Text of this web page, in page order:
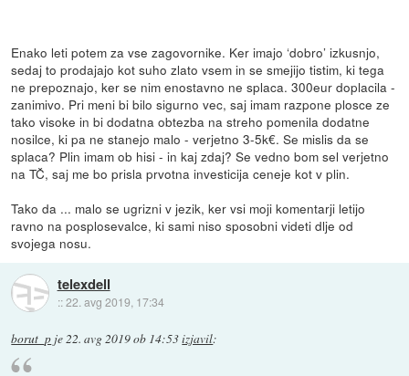
Enako leti potem za vse zagovornike. Ker imajo ‘dobro’ izkusnjo,
sedaj to prodajajo kot suho zlato vsem in se smejijo tistim, ki tega
ne prepoznajo, ker se nim enostavno ne splaca. 300eur doplacila -
zanimivo. Pri meni bi bilo sigurno vec, saj imam razpone plosce ze
tako visoke in bi dodatna obtezba na streho pomenila dodatne
nosilce, ki pa ne stanejo malo - verjetno 3-5k€. Se mislis da se
splaca? Plin imam ob hisi - in kaj zdaj? Se vedno bom sel verjetno
na TČ, saj me bo prisla prvotna investicija ceneje kot v plin.
Tako da ... malo se ugrizni v jezik, ker vsi moji komentarji letijo
ravno na posplosevalce, ki sami niso sposobni videti dlje od
svojega nosu.
telexdell
::22. avg 2019, 17:34
borut_p je22. avg 2019 ob 14:53izjavil: